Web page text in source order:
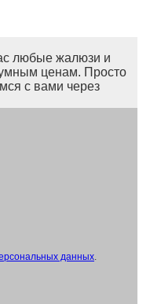
любые жалюзи и
ценам. Просто
с вами через
данных.